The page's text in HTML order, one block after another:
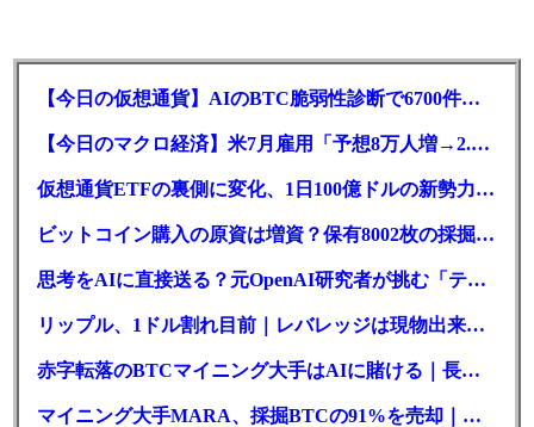
【今日の仮想通貨】AIのBTC脆弱性診断で6700件の指摘。赤字マイニング企業はAIに賭ける
【今日のマクロ経済】米7月雇用「予想8万人増→2.3万人減」で利上げ観測後退
仮想通貨ETFの裏側に変化、1日100億ドルの新勢力がSEC登録
ビットコイン購入の原資は増資？保有8002枚の採掘企業の実態とは
思考をAIに直接送る？元OpenAI研究者が挑む「テレパシー」開発とは
リップル、1ドル割れ目前｜レバレッジは現物出来高の6倍超
赤字転落のBTCマイニング大手はAIに賭ける｜長期負債17.8億ドル
マイニング大手MARA、採掘BTCの91%を売却｜純損失6億ドル